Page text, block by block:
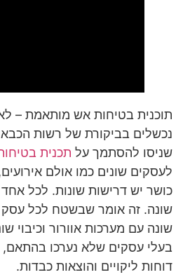
תוכנית בטיחות אש מותאמת –
נכשלים בביקורת של רשות
שניסו להסתמך על תכנית
לעסקים שונים כמו אולם
כושר יש דרישות שונות. לכל אחד
שונה. זה אומר שבשטח לכל עסק
שונה עם מערכות אוורור וכיבוי
בעלי עסקים שלא נערכו
דוחות ליקויים והוצאות כבדות.